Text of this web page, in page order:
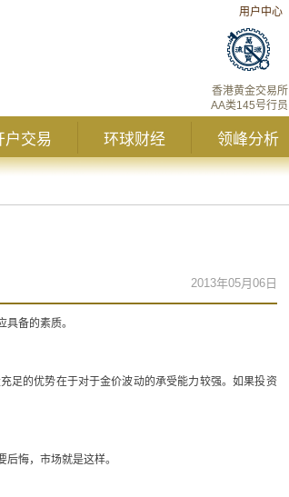
用户中心
香港黄金交易所
AA类145号行员
户交易 环球财经 领峰分析
2013年05月06日
备的素质。
足的优势在于对于金价波动的承受能力较强。如果投资
悔，市场就是这样。